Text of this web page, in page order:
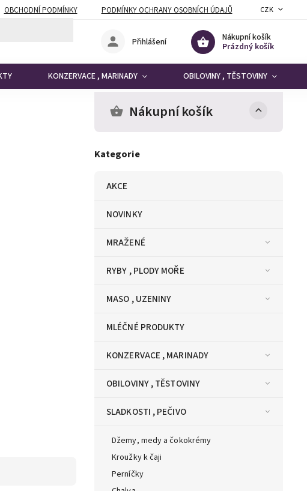
OBCHODNÍ PODMÍNKY PODMÍNKY OCHRANY OSOBNÍCH ÚDAJŮ CZK
Nákupní košík
Prázdný košík
Přihlášení
KONZERVACE , MARINADY OBILOVINY , TĚSTOVINY
Nákupní košík
Kategorie
AKCE
NOVINKY
MRAŽENÉ
RYBY , PLODY MOŘE
MASO , UZENINY
MLÉČNÉ PRODUKTY
KONZERVACE , MARINADY
OBILOVINY , TĚSTOVINY
SLADKOSTI , PEČIVO
Džemy, medy a čokokrémy
Kroužky k čaji
Perníčky